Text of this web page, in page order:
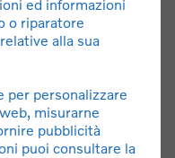
design scandinavo,
ora puoi! Se sei
termine contatta il tuo
l’offerta più giusta
ed informazioni
o riparatore
alla sua
per personalizzare
misurarne
pubblicità
puoi consultare la